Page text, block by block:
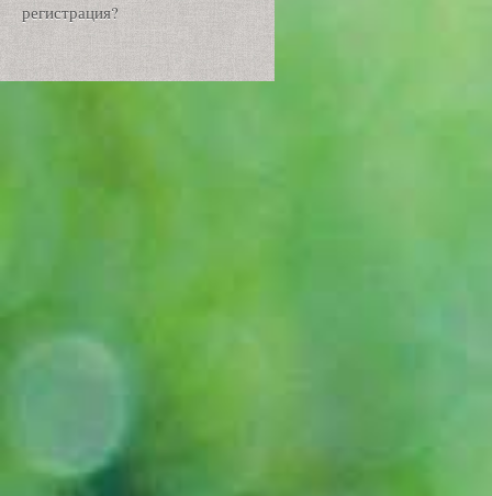
регистрация?